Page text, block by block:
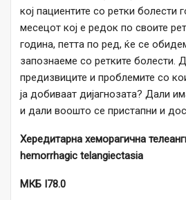
кој пациентите со ретки болести
месецот кој е редок по своите
година, петта по ред, ќе се
запознаеме со ретките болести.
предизвиците и проблемите со
ја добиваат дијагнозата? Дали
и дали воошто се пристапни и
Хередитарна хеморагична
hemorrhagic telangiectasia
МКБ I78.0